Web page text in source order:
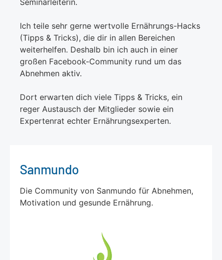
Ich teile sehr gerne wertvolle Ernährungs-Hacks
(Tipps & Tricks), die dir in allen Bereichen
weiterhelfen. Deshalb bin ich auch in einer
großen Facebook-Community rund um das
Abnehmen aktiv.
Dort erwarten dich viele Tipps & Tricks, ein
reger Austausch der Mitglieder sowie ein
Expertenrat echter Ernährungsexperten.
Sanmundo
Die Community von Sanmundo für Abnehmen,
Motivation und gesunde Ernährung.